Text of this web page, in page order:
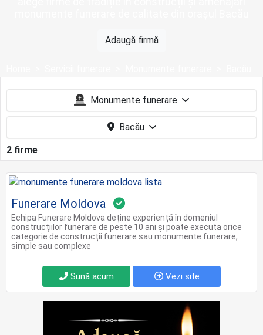
Adaugă firmă
2 firme
Funerare Moldova
Echipa Funerare Moldova deține experiență în domeniul
construcțiilor funerare de peste 10 ani și poate executa orice
categorie de construcții funerare sau monumente funerare,
simple sau complexe
Sună acum Vezi site